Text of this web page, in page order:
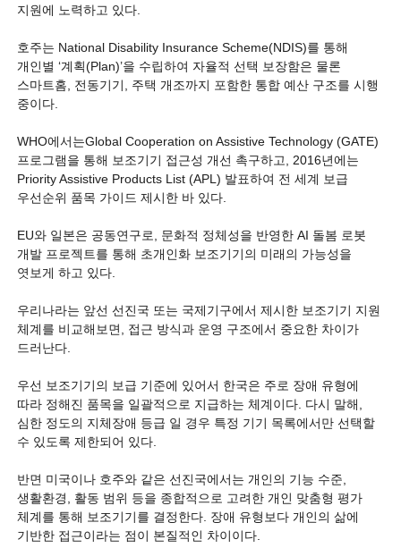
지원에 노력하고 있다.
호주는 National Disability Insurance Scheme(NDIS)를 통해
개인별 ‘계획(Plan)’을 수립하여 자율적 선택 보장함은 물론
스마트홈, 전동기기, 주택 개조까지 포함한 통합 예산 구조를 시행
중이다.
WHO에서는Global Cooperation on Assistive Technology (GATE)
프로그램을 통해 보조기기 접근성 개선 촉구하고, 2016년에는
Priority Assistive Products List (APL) 발표하여 전 세계 보급
우선순위 품목 가이드 제시한 바 있다.
EU와 일본은 공동연구로, 문화적 정체성을 반영한 AI 돌봄 로봇
개발 프로젝트를 통해 초개인화 보조기기의 미래의 가능성을
엿보게 하고 있다.
우리나라는 앞선 선진국 또는 국제기구에서 제시한 보조기기 지원
체계를 비교해보면, 접근 방식과 운영 구조에서 중요한 차이가
드러난다.
우선 보조기기의 보급 기준에 있어서 한국은 주로 장애 유형에
따라 정해진 품목을 일괄적으로 지급하는 체계이다. 다시 말해,
심한 정도의 지체장애 등급 일 경우 특정 기기 목록에서만 선택할
수 있도록 제한되어 있다.
반면 미국이나 호주와 같은 선진국에서는 개인의 기능 수준,
생활환경, 활동 범위 등을 종합적으로 고려한 개인 맞춤형 평가
체계를 통해 보조기기를 결정한다. 장애 유형보다 개인의 삶에
기반한 접근이라는 점이 본질적인 차이이다.